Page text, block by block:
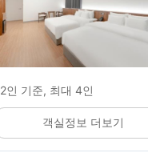
2인 기준, 최대 4인
객실정보 더보기